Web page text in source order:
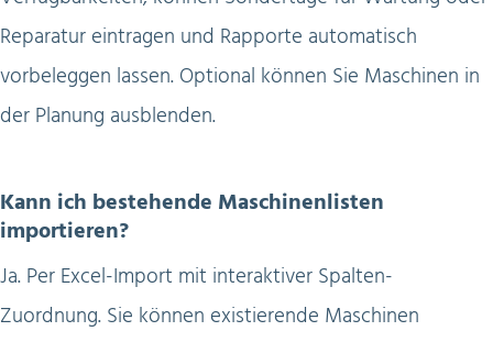
Reparatur eintragen und Rapporte automatisch
vorbeleggen lassen. Optional können Sie Maschinen in
der Planung ausblenden.
Kann ich bestehende Maschinenlisten
importieren?
Ja. Per Excel-Import mit interaktiver Spalten-
Zuordnung. Sie können existierende Maschinen